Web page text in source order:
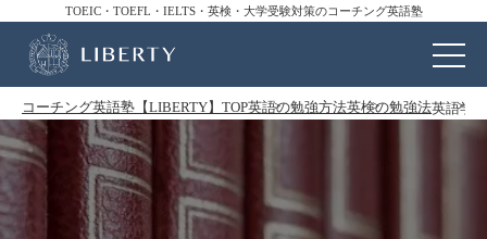
TOEIC・TOEFL・IELTS・英検・大学受験対策のコーチング英語塾
コーチング英語塾【LIBERTY】TOP英語の勉強方法英検の勉強法英語学